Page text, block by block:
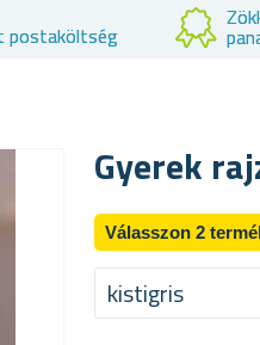
postaköltség
Gyerek
Válasszon 2
kistigris